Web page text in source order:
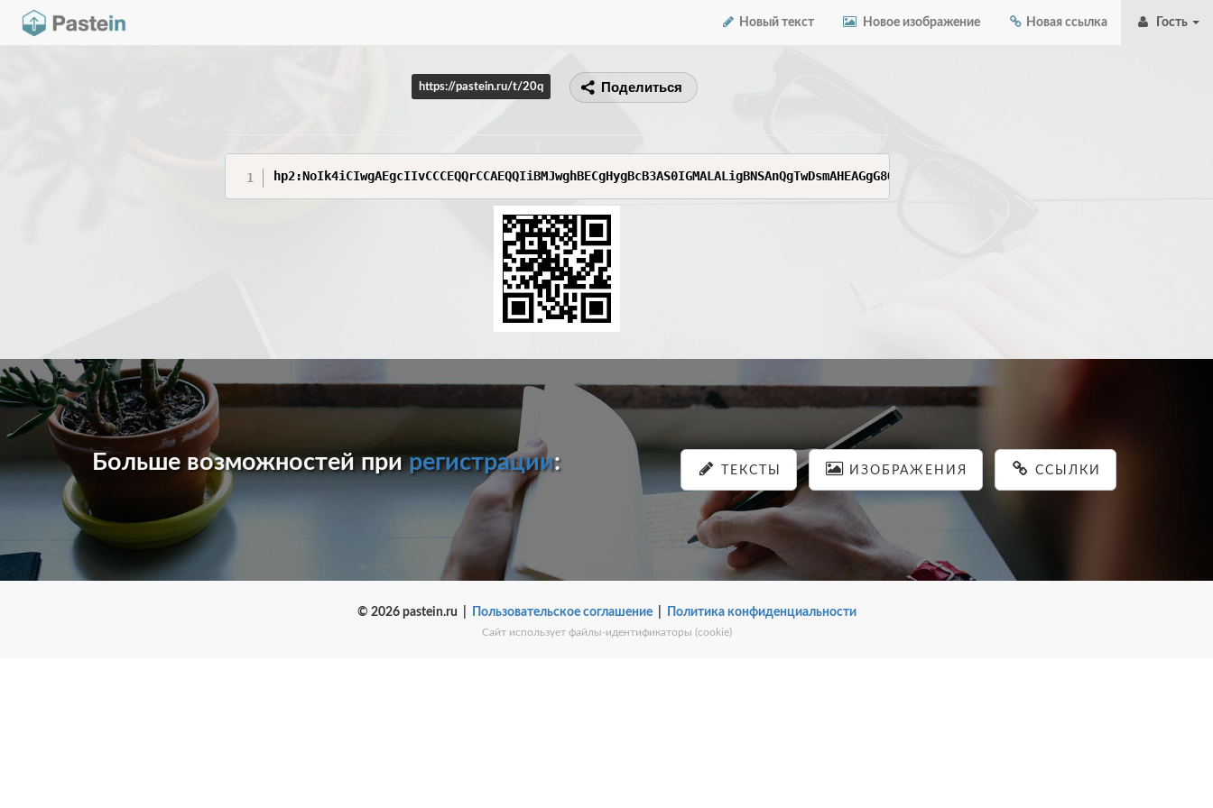
Новый текст Новое изображение Новая ссылка Гость
https://pastein.ru/t/20q Поделиться
Больше возможностей прирегистрации: ТЕКСТЫ ИЗОБРАЖЕНИЯ ССЫЛКИ
© 2026 pastein.ru | Пользовательское соглашение| Политика конфиденциальности
Сайт использует файлы-идентификаторы (cookie)